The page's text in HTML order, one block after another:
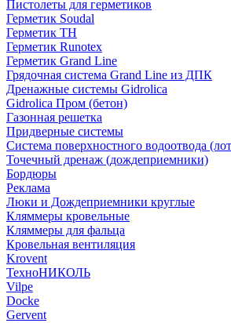
Пистолеты для герметиков
Герметик Soudal
Герметик ТН
Герметик Runotex
Герметик Grand Line
Грядочная система Grand Line из ДПК
Дренажные системы Gidrolica
Gidrolica Пром (бетон)
Газонная решетка
Придверные системы
Система поверхностного водоотвода
Точечный дренаж (дождеприемники)
Бордюры
Рекламa
Люки и Дождеприемники круглые
Кляммеры кровельные
Кляммеры для фальца
Кровельная вентиляция
Krovent
ТехноНИКОЛЬ
Vilpe
Docke
Gervent